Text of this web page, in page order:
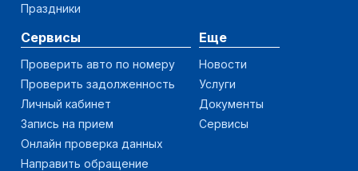
Праздники
Сервисы
Проверить авто по номеру
Проверить задолженность
Личный кабинет
Запись на прием
Онлайн проверка данных
Направить обращение
Еще
Новости
Услуги
Документы
Сервисы